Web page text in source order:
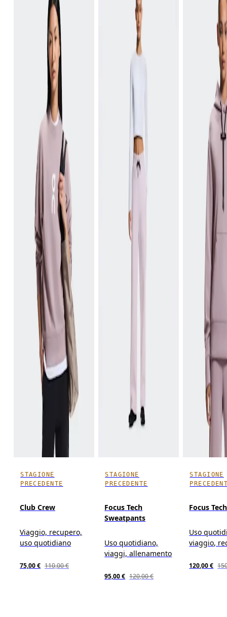
STAGIONE
PRECEDENTE
Club Crew
Viaggio, recupero,
uso quotidiano
75,00 € 110,00 €
STAGIONE
PRECEDENTE
Focus Tech
Sweatpants
Uso quotidiano,
viaggi, allenamento
95,00 € 120,00 €
STAGIONE
Focus
Uso
viaggio,
120,00 €